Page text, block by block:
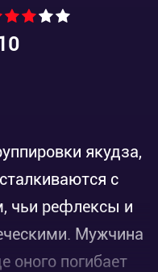
якудза,
с
чьи рефлексы и
Мужчина
оного погибает